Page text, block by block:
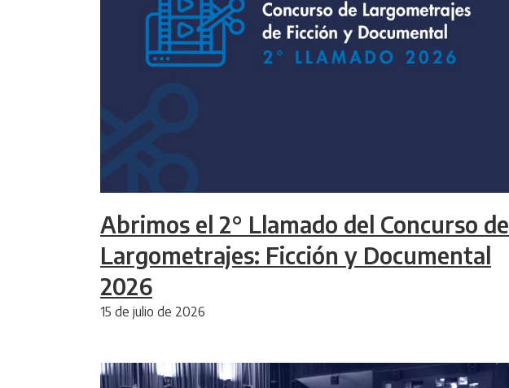
Abrimos el 2° Llamado del Concurso de
Largometrajes: Ficción y Documental
2026
15 de julio de 2026